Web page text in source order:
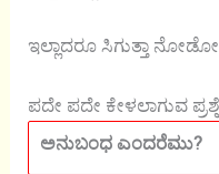
ಇಲ್ಲಾದರೂ ಸಿಗುತ್ತಾ
ಪದೇ ಪದೇ ಕೇಳಲಾಗುವ
ಅನುಬಂಧ ಎಂದರೆಮು?